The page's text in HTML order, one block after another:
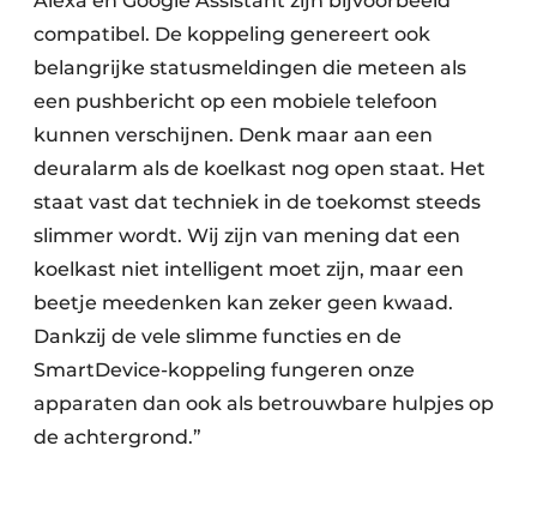
compatibel. De koppeling genereert ook
belangrijke statusmeldingen die meteen als
een pushbericht op een mobiele telefoon
kunnen verschijnen. Denk maar aan een
deuralarm als de koelkast nog open staat. Het
staat vast dat techniek in de toekomst steeds
slimmer wordt. Wij zijn van mening dat een
koelkast niet intelligent moet zijn, maar een
beetje meedenken kan zeker geen kwaad.
Dankzij de vele slimme functies en de
SmartDevice-koppeling fungeren onze
apparaten dan ook als betrouwbare hulpjes op
de achtergrond.”